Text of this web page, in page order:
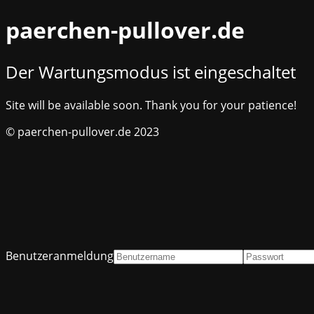
paerchen-pullover.de
Der Wartungsmodus ist eingeschaltet
Site will be available soon. Thank you for your patience!
© paerchen-pullover.de 2023
Benutzeranmeldung